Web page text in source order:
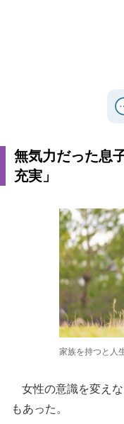
無気力だった息
充実」
家族を持つと人
女性の意識を変え
もあった。